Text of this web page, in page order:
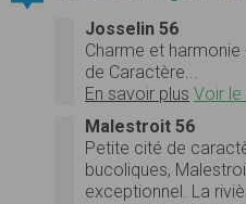
Josselin 56
Charme et
de Caractère...
En savoir plus Voir le
Malestroit 56
Petite cité de
bucoliques,
exceptionnel. La